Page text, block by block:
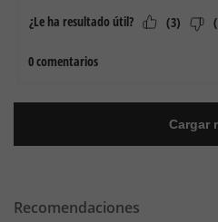
Recomendaciones